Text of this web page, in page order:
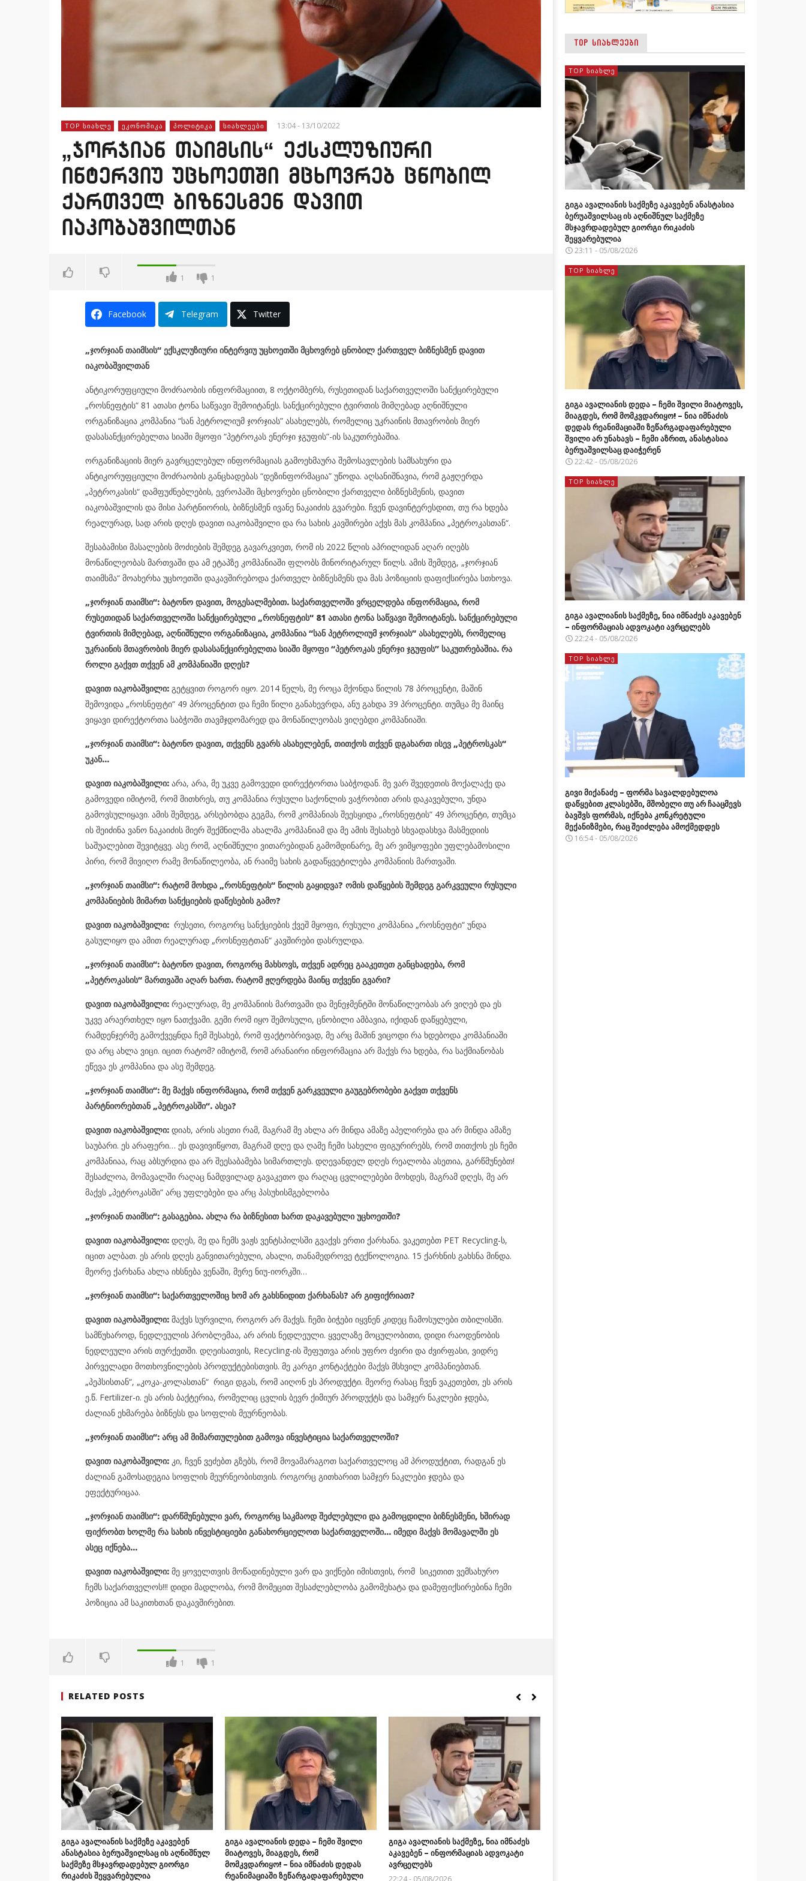
TOP ᲡᲘᲐᲮᲚᲔ ᲔᲙᲝᲜᲝᲛᲘᲙᲐ ᲞᲝᲚᲘᲢᲘᲙᲐ ᲡᲘᲐᲮᲚᲔᲔᲑᲘ 13:04 - 13/10/2022
„ჯორჯიან თაიმსის“ ექსკლუზიური
ინტერვიუ უცხოეთში მცხოვრებ ცნობილ
ქართველ ბიზნესმენ დავით
იაკობაშვილთან
1 1
Facebook Telegram Twitter
„ჯორჯიან თაიმსის“ ექსკლუზიური ინტერვიუ უცხოეთში მცხოვრებ ცნობილ ქართველ ბიზნესმენ დავით
იაკობაშვილთან
ანტიკორუფციული მოძრაობის ინფორმაციით, 8 ოქტომბერს, რუსეთიდან საქართველოში სანქცირებული
„როსნეფტის“ 81 ათასი ტონა საწვავი შემოიტანეს. სანქცირებული ტვირთის მიმღებად აღნიშნული
ორგანიზაცია კომპანია “სან პეტროლიუმ ჯორჯიას” ასახელებს, რომელიც უკრაინის მთავრობის მიერ
დასასანქცირებელთა სიაში მყოფი “პეტროკას ენერჯი ჯგუფის”-ის საკუთრებაშია.
ორგანიზაციის მიერ გავრცელებულ ინფორმაციას გამოეხმაურა შემოსავლების სამსახური და
ანტიკორუფციული მოძრაობის განცხადებას “დეზინფორმაცია” უწოდა. აღსანიშნავია, რომ გაჟღერდა
„პეტროკასის“ დამფუძნებლების, ევროპაში მცხოვრები ცნობილი ქართველი ბიზნესმენის, დავით
იაკობაშვილის და მისი პარტნიორის, ბიზნესმენ ივანე ნაკაიძის გვარები. ჩვენ დავინტერესდით, თუ რა ხდება
რეალურად, სად არის დღეს დავით იაკობაშვილი და რა სახის კავშირები აქვს მას კომპანია „პეტროკასთან“.
შესაბამისი მასალების მოძიების შემდეგ გავარკვიეთ, რომ ის 2022 წლის აპრილიდან აღარ იღებს
მონაწილეობას მართვაში და ამ ეტაპზე კომპანიაში ფლობს მინორიტარულ წილს. ამის შემდეგ, „ჯორჯიან
თაიმსმა“ მოახერხა უცხოეთში დაკავშირებოდა ქართველ ბიზნესმენს და მას პოზიციის დაფიქსირება სთხოვა.
„ჯორჯიან თაიმსი“: ბატონო დავით, მოგესალმებით. საქართველოში ვრცელდება ინფორმაცია, რომ
რუსეთიდან საქართველოში სანქცირებული „როსნეფტის“ 81 ათასი ტონა საწვავი შემოიტანეს. სანქცირებული
ტვირთის მიმღებად, აღნიშნული ორგანიზაცია, კომპანია “სან პეტროლიუმ ჯორჯიას” ასახელებს, რომელიც
უკრაინის მთავრობის მიერ დასასანქცირებელთა სიაში მყოფი “პეტროკას ენერჯი ჯგუფის” საკუთრებაშია. რა
როლი გაქვთ თქვენ ამ კომპანიაში დღეს?
დავით იაკობაშვილი:გეტყვით როგორ იყო. 2014 წელს, მე როცა მქონდა წილის 78 პროცენტი, მაშინ
შემოვიდა „როსნეფტი“ 49 პროცენტით და ჩემი წილი განახევრდა, ანუ გახდა 39 პროცენტი. თუმცა მე მაინც
ვიყავი დირექტორთა საბჭოში თავმჯდომარედ და მონაწილეობას ვიღებდი კომპანიაში.
„ჯორჯიან თაიმსი“: ბატონო დავით, თქვენს გვარს ასახელებენ, თითქოს თქვენ დგახართ ისევ „პეტროსკას“
უკან…
დავით იაკობაშვილი:არა, არა, მე უკვე გამოვედი დირექტორთა საბჭოდან. მე ვარ შვედეთის მოქალაქე და
გამოვედი იმიტომ, რომ მითხრეს, თუ კომპანია რუსული საქონლის ვაჭრობით არის დაკავებული, უნდა
გამოვსულიყავი. ამის შემდეგ, არსებობდა გეგმა, რომ კომპანიას შეესყიდა „როსნეფტის“ 49 პროცენტი, თუმცა
ის შეიძინა ვანო ნაკაიძის მიერ შექმნილმა ახალმა კომპანიამ და მე ამის შესახებ სხვადასხვა მასმედიის
საშუალებით შევიტყვე. ასე რომ, აღნიშნული ვითარებიდან გამომდინარე, მე არ ვიმყოფები უფლებამოსილი
პირი, რომ მივიღო რამე მონაწილეობა, ან რაიმე სახის გადაწყვეტილება კომპანიის მართვაში.
„ჯორჯიან თაიმსი“: რატომ მოხდა „როსნეფტის“ წილის გაყიდვა? ომის დაწყების შემდეგ გარკვეული რუსული
კომპანიების მიმართ სანქციების დაწესების გამო?
დავით იაკობაშვილი:რუსეთი, როგორც სანქციების ქვეშ მყოფი, რუსული კომპანია „როსნეფტი“ უნდა
გასულიყო და ამით რეალურად „როსნეფტთან“ კავშირები დასრულდა.
„ჯორჯიან თაიმსი“: ბატონო დავით, როგორც მახსოვს, თქვენ ადრეც გააკეთეთ განცხადება, რომ
„პეტროკასის“ მართვაში აღარ ხართ. რატომ ჟღერდება მაინც თქვენი გვარი?
დავით იაკობაშვილი:რეალურად, მე კომპანიის მართვაში და მენეჯმენტში მონაწილეობას არ ვიღებ და ეს
უკვე არაერთხელ იყო ნათქვამი. გემი რომ იყო შემოსული, ცნობილი ამბავია, იქიდან დაწყებული,
რამდენჯერმე გამოქვეყნდა ჩემ შესახებ, რომ ფაქტობრივად, მე არც მაშინ ვიცოდი რა ხდებოდა კომპანიაში
და არც ახლა ვიცი. იცით რატომ? იმიტომ, რომ არანაირი ინფორმაცია არ მაქვს რა ხდება, რა საქმიანობას
ეწევა ეს კომპანია და ასე შემდეგ.
„ჯორჯიან თაიმსი“: მე მაქვს ინფორმაცია, რომ თქვენ გარკვეული გაუგებრობები გაქვთ თქვენს
პარტნიორებთან „პეტროკასში“. ასეა?
დავით იაკობაშვილი:დიახ, არის ასეთი რამ, მაგრამ მე ახლა არ მინდა ამაზე აპელირება და არ მინდა ამაზე
საუბარი. ეს არაფერი… ეს დავივიწყოთ, მაგრამ დღე და ღამე ჩემი სახელი ფიგურირებს, რომ თითქოს ეს ჩემი
კომპანიაა, რაც აბსურდია და არ შეესაბამება სიმართლეს. დღევანდელ დღეს რეალობა ასეთია, გარწმუნებთ!
შესაძლოა, მომავალში რაღაც ნამდვილად გავაკეთო და რაღაც ცვლილებები მოხდეს, მაგრამ დღეს, მე არ
მაქვს „პეტროკასში“ არც უფლებები და არც პასუხისმგებლობა
„ჯორჯიან თაიმსი“: გასაგებია. ახლა რა ბიზნესით ხართ დაკავებული უცხოეთში?
დავით იაკობაშვილი: დღეს, მე და ჩემს ვაჟს ვენტსპილსში გვაქვს ერთი ქარხანა. ვაკეთებთ PET Recycling-ს,
იცით ალბათ. ეს არის დღეს განვითარებული, ახალი, თანამედროვე ტექნოლოგია. 15 ქარხნის გახსნა მინდა.
მეორე ქარხანა ახლა იხსნება ვენაში, მერე ნიუ-იორკში…
„ჯორჯიან თაიმსი“: საქართველოშიც ხომ არ გახსნიდით ქარხანას? არ გიფიქრიათ?
დავით იაკობაშვილი:მაქვს სურვილი, როგორ არ მაქვს. ჩემი ბიჭები იყვნენ კიდეც ჩამოსულები თბილისში.
სამწუხაროდ, ნედლეულის პრობლემაა, არ არის ნედლეული. ყველაზე მოცულობითი, დიდი რაოდენობის
ნედლეული არის თურქეთში. დღეისათვის, Recycling-ის შეფუთვა არის უფრო ძვირი და ძვირფასი, ვიდრე
პირველადი მოთხოვნილების პროდუქტებისთვის. მე კარგი კონტაქტები მაქვს მსხვილ კომპანიებთან.
„პეპსისთან“, „კოკა-კოლასთან“ რიგი დგას, რომ აიღონ ეს პროდუქტი. მეორე რასაც ჩვენ ვაკეთებთ, ეს არის
ე.წ. Fertilizer-ი. ეს არის ბაქტერია, რომელიც ცვლის ბევრ ქიმიურ პროდუქტს და სამჯერ ნაკლები ჯდება,
ძალიან ეხმარება ბიზნესს და სოფლის მეურნეობას.
„ჯორჯიან თაიმსი“: არც ამ მიმართულებით გამოვა ინვესტიცია საქართველოში?
დავით იაკობაშვილი:კი, ჩვენ ვეძებთ გზებს, რომ მოვამარაგოთ საქართველოც ამ პროდუქტით, რადგან ეს
ძალიან გამოსადეგია სოფლის მეურნეობისთვის. როგორც გითხარით სამჯერ ნაკლები ჯდება და
ეფექტურიცაა.
„ჯორჯიან თაიმსი“: დარწმუნებული ვარ, როგორც საკმაოდ შეძლებული და გამოცდილი ბიზნესმენი, ხშირად
ფიქრობთ ხოლმე რა სახის ინვესტიციები განახორციელოთ საქართველოში… იმედი მაქვს მომავალში ეს
ასეც იქნება…
დავით იაკობაშვილი:მე ყოველთვის მოწადინებული ვარ და ვიქნები იმისთვის, რომ სიკეთით ვემსახურო
ჩემს საქართველოს!!! დიდი მადლობა, რომ მომეცით შესაძლებლობა გამომეხატა და დამეფიქსირებინა ჩემი
პოზიცია ამ საკითხთან დაკავშირებით.
1 1
RELATED POSTS
გიგა ავალიანის საქმეზე აკავებენ
ანასტასია ბერუაშვილსაც ის აღნიშნულ
საქმეზე მსჯავრდადებულ გიორგი
რიკაძის შეყვარებულია
გიგა ავალიანის დედა – ჩემი შვილი
მიატოვეს, მიაგდეს, რომ
მომკვდარიყო! – ნია იმნაძის დედას
რეანიმაციაში ზეწარგადაფარებული
გიგა ავალიანის საქმეზე, ნია იმნაძეს
აკავებენ – ინფორმაციას ადვოკატი
ავრცელებს
22:24 - 05/08/2026
TOP ᲡᲘᲐᲮᲚᲔᲔᲑᲘ
TOP ᲡᲘᲐᲮᲚᲔ
გიგა ავალიანის საქმეზე აკავებენ ანასტასია
ბერუაშვილსაც ის აღნიშნულ საქმეზე
მსჯავრდადებულ გიორგი რიკაძის
შეყვარებულია
23:11 - 05/08/2026
TOP ᲡᲘᲐᲮᲚᲔ
გიგა ავალიანის დედა – ჩემი შვილი მიატოვეს,
მიაგდეს, რომ მომკვდარიყო! – ნია იმნაძის
დედას რეანიმაციაში ზეწარგადაფარებული
შვილი არ უნახავს – ჩემი აზრით, ანასტასია
ბერუაშვილსაც დაიჭერენ
22:42 - 05/08/2026
TOP ᲡᲘᲐᲮᲚᲔ
გიგა ავალიანის საქმეზე, ნია იმნაძეს აკავებენ
– ინფორმაციას ადვოკატი ავრცელებს
22:24 - 05/08/2026
TOP ᲡᲘᲐᲮᲚᲔ
გივი მიქანაძე – ფორმა სავალდებულოა
დაწყებით კლასებში, მშობელი თუ არ ჩააცმევს
ბავშვს ფორმას, იქნება კონკრეტული
მექანიზმები, რაც შეიძლება ამოქმედდეს
16:54 - 05/08/2026